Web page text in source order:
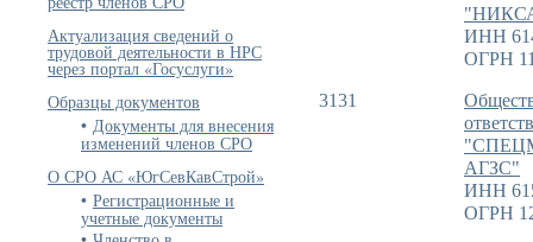
Актуализация сведений о
трудовой деятельности в НРС
через портал «Госуслуги»
Образцы документов
Документы для внесения
изменений членов СРО
О СРО АС «ЮгСевКавСтрой»
Регистрационные и
учетные документы
ИНН
ОГРН
3131
АГЗС"
ИНН
ОГРН